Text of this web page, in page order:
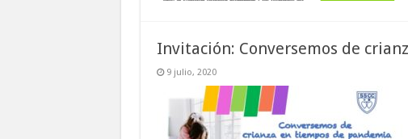
Invitación: Conversemos de
9 julio, 2020